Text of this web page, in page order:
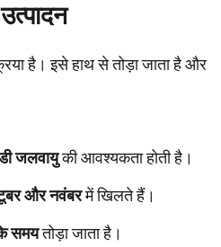
है। इसे हाथ से तोड़ा जाता है और
जलवायुकी आवश्यकता होती है।
और नवंबरमें खिलते हैं।
समयतोड़ा जाता है।